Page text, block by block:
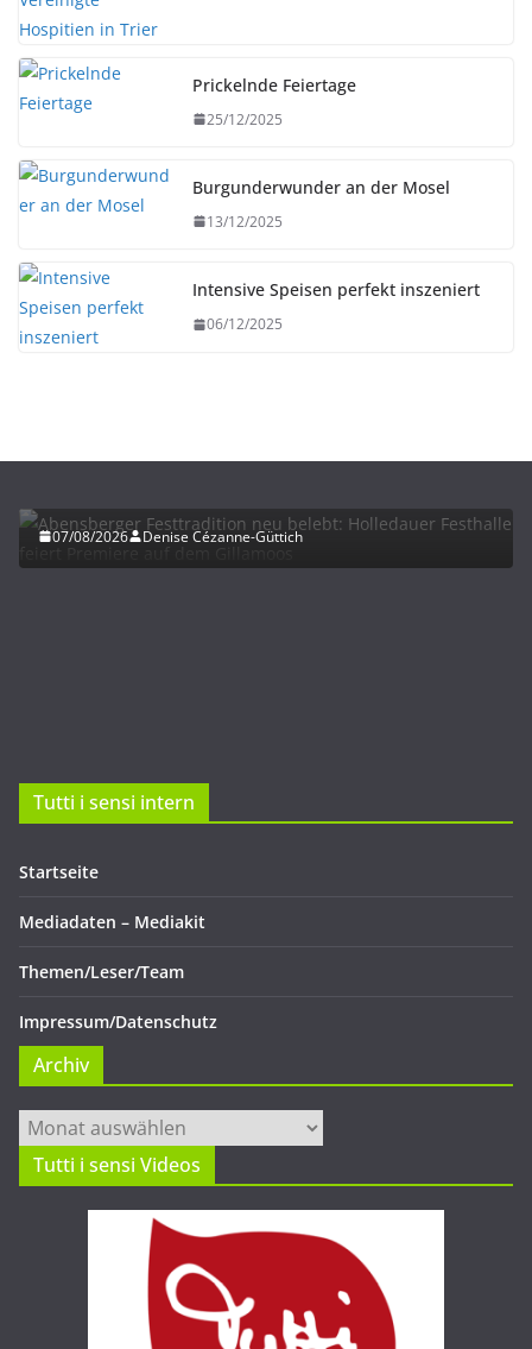
Prickelnde Feiertage
25/12/2025
Burgunderwunder an der Mosel
13/12/2025
Intensive Speisen perfekt inszeniert
06/12/2025
07/08/2026 Denise Cézanne-Güttich
Tutti i sensi intern
Startseite
Mediadaten – Mediakit
Themen/Leser/Team
Impressum/Datenschutz
Archiv
Archiv
Tutti i sensi Videos